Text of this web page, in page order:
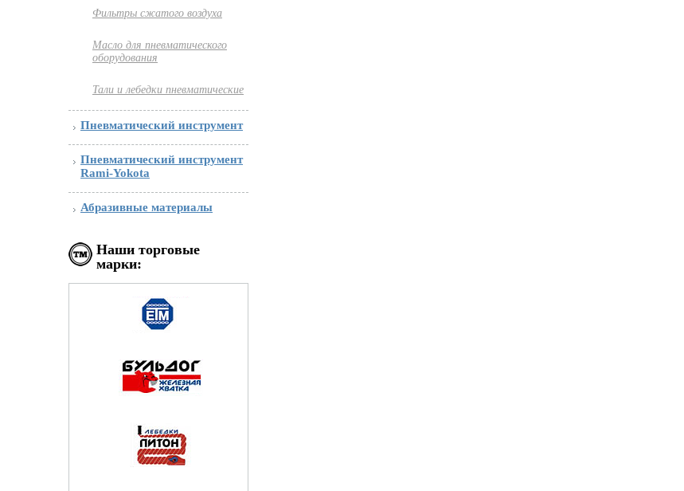
Фильтры сжатого воздуха
Масло для пневматического
оборудования
Тали и лебедки пневматические
Пневматический инструмент
Пневматический инструмент
Rami-Yokota
Абразивные материалы
Наши торговые
марки: